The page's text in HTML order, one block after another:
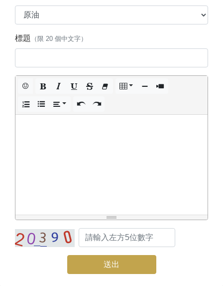
標題 （限 20 個中文字）
送出